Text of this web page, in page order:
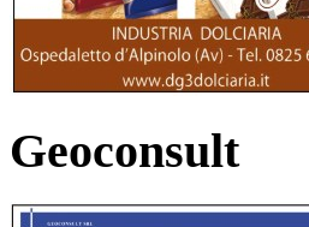
Geoconsult